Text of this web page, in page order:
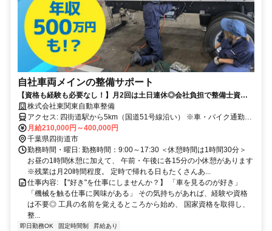
自社車両メインの整備サポート
【資格も経験も必要なし！】月2回は土日連休◎会社負担で整備士資格
を取得できる！賞与年2回・年収500万円以上も目指せます！
株式会社東関東自動車整備
アクセス: 四街道駅から5km（国道51号線沿い） ※車・バイク通勤
OK！ ※駐車場完備 車の運転が好きで、毎日1時間以上かけて 車通勤
するスタッフもいますよ！
月給210,000円～400,000円
千葉県四街道市
勤務時間・曜日: 勤務時間：9:00～17:30 ＜休憩時間は1時間30分＞
お昼の1時間休憩に加えて、 午前・午後に各15分の小休憩があります
※残業は月20時間程度。 定時で帰れる日もたくさんあ...
仕事内容: 【"好き"を仕事にしませんか？】 「車を見るのが好き」
「機械を触る仕事に興味がある」 その気持ちがあれば、経験や資格
は不要◎ 工具の名前を覚えるところから始め、 国家資格を取得し、
整...
即日勤務OK 固定時間制 昇給あり